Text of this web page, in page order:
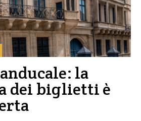
la
dei biglietti è